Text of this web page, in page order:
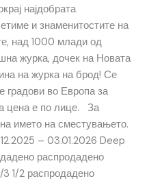
најдобрата
и знаменитостите на
над 1000 млади од
журка, дочек на Новата
на журка на брод! Се
градови во Европа за
цена е по лице. За
името на сместувањето.
– 03.01.2026 Deep
распродадено
3 1/2 распродадено